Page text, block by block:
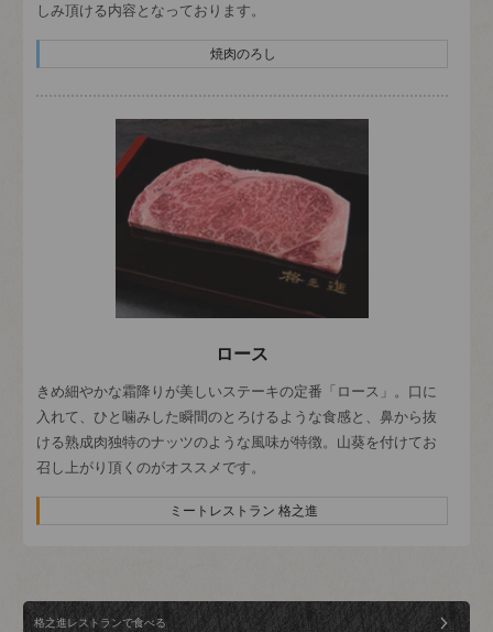
しみ頂ける内容となっております。
焼肉のろし
ロース
きめ細やかな霜降りが美しいステーキの定番「ロース」。口に
入れて、ひと噛みした瞬間のとろけるような食感と、鼻から抜
ける熟成肉独特のナッツのような風味が特徴。山葵を付けてお
召し上がり頂くのがオススメです。
ミートレストラン 格之進
格之進レストランで食べる